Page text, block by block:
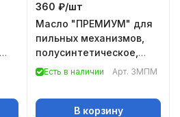
360 ₽/шт
Масло "ПРЕМИУМ" для
пильных механизмов,
полусинтетическое,
-30°С, 1 л Зубр ЗМПМ
Есть в наличии Арт. ЗМПМ
В корзину